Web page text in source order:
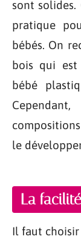
sont solides.
pratique
bébés. On
bois qui est
bébé
le
La
Il faut